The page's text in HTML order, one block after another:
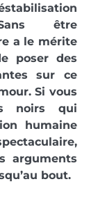
être
a le mérite
poser des
sur ce
Si vous
noirs qui
humaine
arguments
bout.